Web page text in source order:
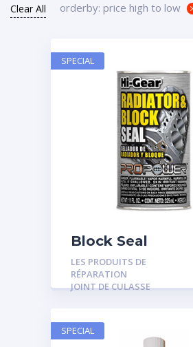
Clear All orderby: price high to low
Block Seal
LES PRODUITS DE
RÉPARATION
JOINT DE CULASSE
SPECIAL
SPECIAL